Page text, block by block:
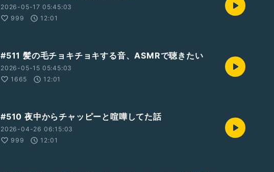
2026-05-17 05:45:03
999
12:01
#511 髪の毛チョキチョキする音、ASMRで聴きたい
2026-05-15 05:45:03
1665
12:01
#510 夜中からチャッピーと喧嘩してた話
2026-04-26 06:15:03
999
12:01